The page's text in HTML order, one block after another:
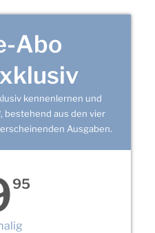
Abo
kennenlernen und
, bestehend aus den vier
Ausgaben.
95